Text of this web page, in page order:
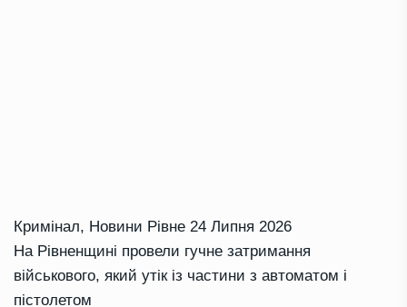
Кримінал, Новини Рівне 24 Липня 2026
На Рівненщині провели гучне затримання
військового, який утік із частини з автоматом і
пістолетом